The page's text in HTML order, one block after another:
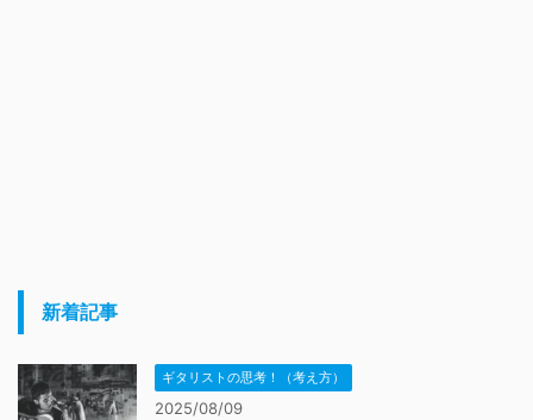
新着記事
ギタリストの思考！（考え方）
2025/08/09